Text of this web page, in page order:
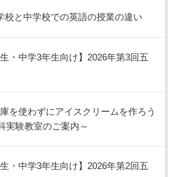
校と中学校での英語の授業の違い
生・中学3年生向け】2026年第3回五
を使わずにアイスクリームを作ろう
実験教室のご案内～
生・中学3年生向け】2026年第2回五